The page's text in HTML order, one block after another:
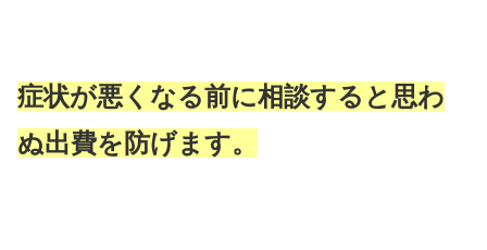
症状が悪くなる前に相談すると思わ
ぬ出費を防げます。